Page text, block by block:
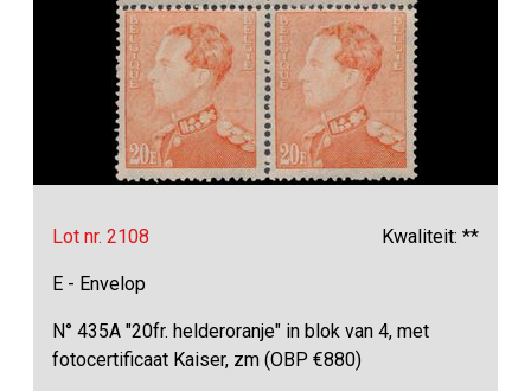
Lot nr. 2108 Kwaliteit: **
E - Envelop
N° 435A "20fr. helderoranje" in blok van 4, met
fotocertificaat Kaiser, zm (OBP €880)